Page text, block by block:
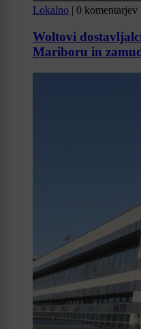
Lokalno | 0 komentarjev
Woltovi
Mariboru in